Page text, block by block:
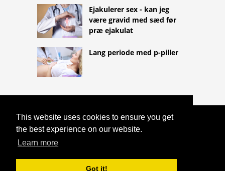
This website uses cookies to ensure you get
the best experience on our website.
Learn more
Got it!
Ejakulerer sex - kan jeg
være gravid med sæd før
præ ejakulat
Lang periode med p-piller
COPYRIGHT 2026
HTTPS://LIFESTYLEMED.NET
UDSTRYGNINGER OG LÆSIONER I LAV
BEHANDLING